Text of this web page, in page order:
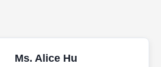
Ms. Alice Hu